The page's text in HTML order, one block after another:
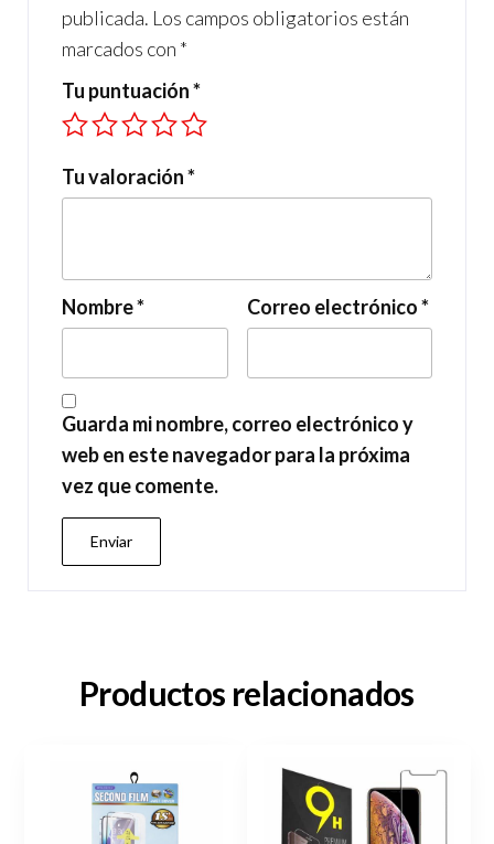
publicada. Los campos obligatorios están
marcados con *
Tu puntuación*
Tu valoración*
Nombre* Correo electrónico*
Guarda mi nombre, correo electrónico y
web en este navegador para la próxima
vez que comente.
Productos relacionados